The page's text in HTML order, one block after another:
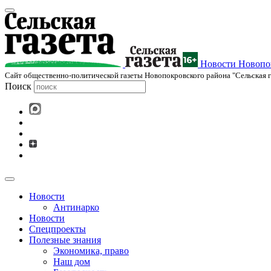
Новости
Cайт общественно-политической газеты Новопокровского района "Сельская
Поиск
Новости
Антинарко
Новости
Спецпроекты
Полезные знания
Экономика, право
Наш дом